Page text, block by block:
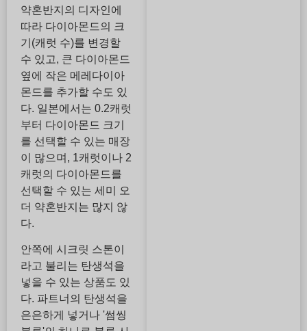
약혼반지의 디자인에
따라 다이아몬드의 크
기(캐럿 수)를 변경할
수 있고, 큰 다이아몬드
옆에 작은 메레다이아
몬드를 추가할 수도 있
다. 일본에서는 0.2캐럿
부터 다이아몬드 크기
를 선택할 수 있는 매장
이 많으며, 1캐럿이나 2
캐럿의 다이아몬드를
선택할 수 있는 세미 오
더 약혼반지는 많지 않
다.
안쪽에 시크릿 스톤이
라고 불리는 탄생석을
넣을 수 있는 상품도 있
다. 파트너의 탄생석을
은은하게 넣거나 '썸씽